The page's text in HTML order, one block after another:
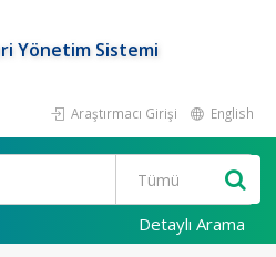
Yönetim Sistemi
Araştırmacı Girişi English
Detaylı Arama